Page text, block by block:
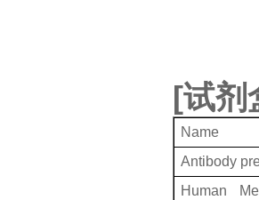
[试剂
Name
Antibody
Human